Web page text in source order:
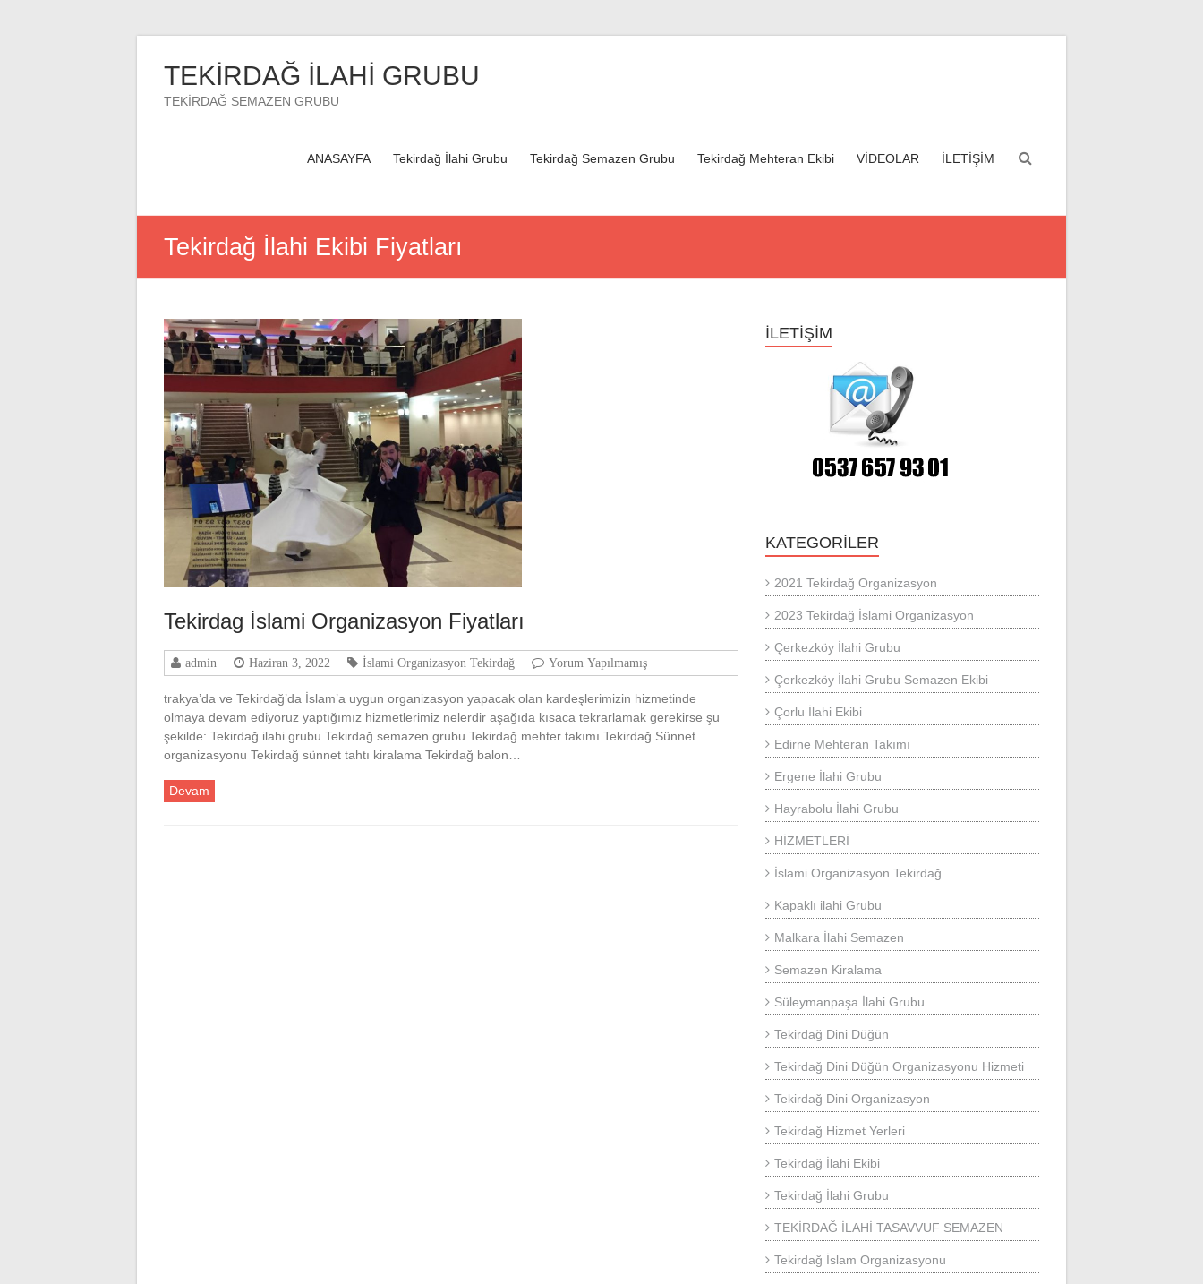
TEKİRDAĞ İLAHİ GRUBU
TEKİRDAĞ SEMAZEN GRUBU
ANASAYFA Tekirdağ İlahi Grubu Tekirdağ Semazen Grubu Tekirdağ Mehteran Ekibi VİDEOLAR İLETİŞİM
Tekirdağ İlahi Ekibi Fiyatları
Tekirdag İslami Organizasyon Fiyatları
admin Haziran 3, 2022 İslami Organizasyon Tekirdağ Yorum Yapılmamış
trakya’da ve Tekirdağ’da İslam’a uygun organizasyon yapacak olan kardeşlerimizin hizmetinde
olmaya devam ediyoruz yaptığımız hizmetlerimiz nelerdir aşağıda kısaca tekrarlamak gerekirse şu
şekilde: Tekirdağ ilahi grubu Tekirdağ semazen grubu Tekirdağ mehter takımı Tekirdağ Sünnet
organizasyonu Tekirdağ sünnet tahtı kiralama Tekirdağ balon…
Devam
İLETİŞİM
KATEGORILER
2021 Tekirdağ Organizasyon
2023 Tekirdağ İslami Organizasyon
Çerkezköy İlahi Grubu
Çerkezköy İlahi Grubu Semazen Ekibi
Çorlu İlahi Ekibi
Edirne Mehteran Takımı
Ergene İlahi Grubu
Hayrabolu İlahi Grubu
HİZMETLERİ
İslami Organizasyon Tekirdağ
Kapaklı ilahi Grubu
Malkara İlahi Semazen
Semazen Kiralama
Süleymanpaşa İlahi Grubu
Tekirdağ Dini Düğün
Tekirdağ Dini Düğün Organizasyonu Hizmeti
Tekirdağ Dini Organizasyon
Tekirdağ Hizmet Yerleri
Tekirdağ İlahi Ekibi
Tekirdağ İlahi Grubu
TEKİRDAĞ İLAHİ TASAVVUF SEMAZEN
Tekirdağ İslam Organizasyonu